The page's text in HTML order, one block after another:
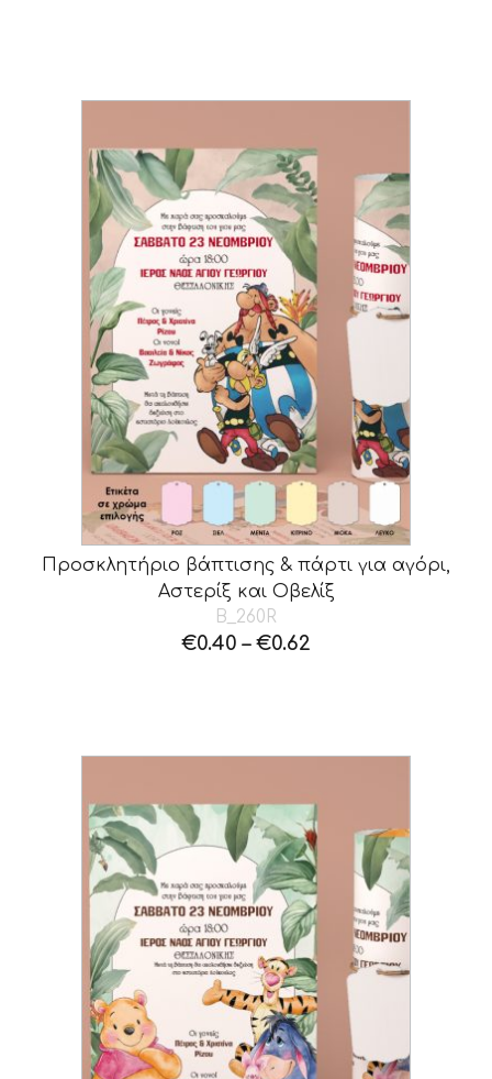
Προσκλητήριο βάπτισης & πάρτι για αγόρι,
Αστερίξ και Οβελίξ
B_260R
€0.40 – €0.62